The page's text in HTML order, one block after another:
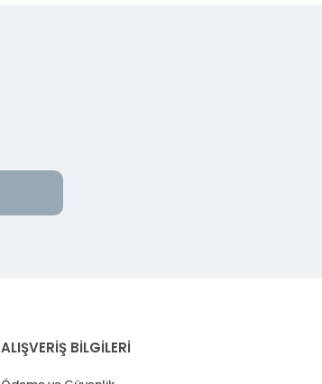
ALIŞVERİŞ BİLGİLERİ